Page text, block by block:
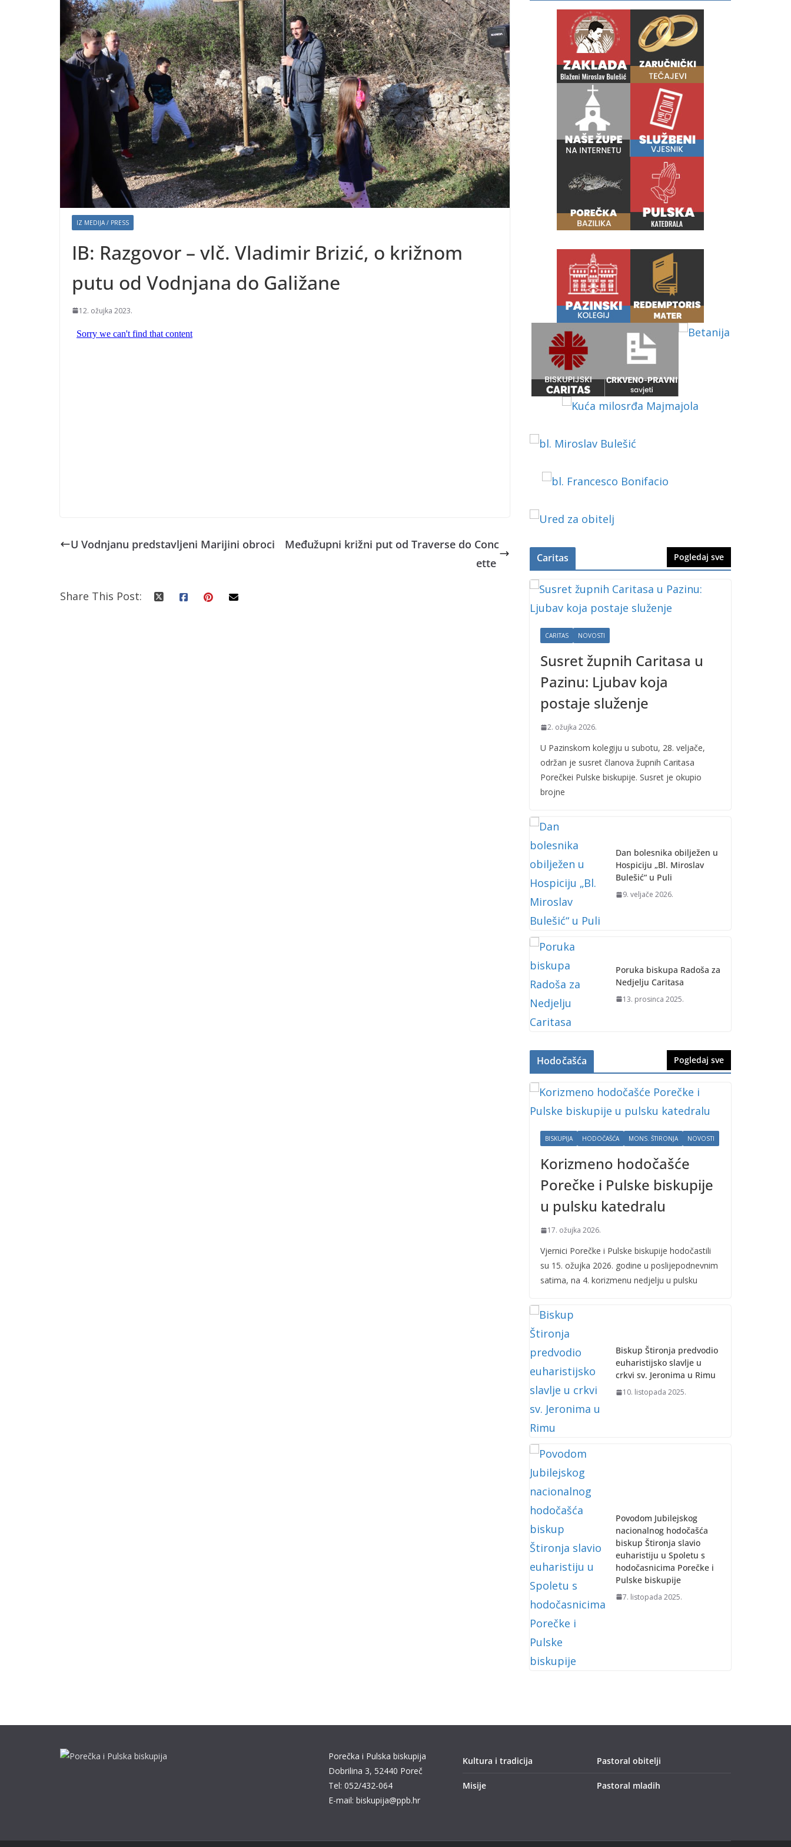
IZ MEDIJA / PRESS
IB: Razgovor – vlč. Vladimir Brizić, o križnom
putu od Vodnjana do Galižane
12. ožujka 2023.
U Vodnjanu predstavljeni Marijini obroci
Međužupni križni put od Traverse do Conc
ette
Share This Post:
Caritas Pogledaj sve
CARITAS NOVOSTI
Susret župnih Caritasa u
Pazinu: Ljubav koja
postaje služenje
2. ožujka 2026.
U Pazinskom kolegiju u subotu, 28. veljače,
održan je susret članova župnih Caritasa
Porečkei Pulske biskupije. Susret je okupio
brojne
Dan bolesnika obilježen u
Hospiciju „Bl. Miroslav
Bulešić“ u Puli
9. veljače 2026.
Poruka biskupa Radoša za
Nedjelju Caritasa
13. prosinca 2025.
Hodočašća Pogledaj sve
BISKUPIJA HODOČAŠĆA MONS. ŠTIRONJA NOVOSTI
Korizmeno hodočašće
Porečke i Pulske biskupije
u pulsku katedralu
17. ožujka 2026.
Vjernici Porečke i Pulske biskupije hodočastili
su 15. ožujka 2026. godine u poslijepodnevnim
satima, na 4. korizmenu nedjelju u pulsku
Biskup Štironja predvodio
euharistijsko slavlje u
crkvi sv. Jeronima u Rimu
10. listopada 2025.
Povodom Jubilejskog
nacionalnog hodočašća
biskup Štironja slavio
euharistiju u Spoletu s
hodočasnicima Porečke i
Pulske biskupije
7. listopada 2025.
Porečka i Pulska biskupija
Dobrilina 3, 52440 Poreč
Tel: 052/432-064
E-mail: biskupija@ppb.hr
Kultura i tradicija
Misije
Pastoral obitelji
Pastoral mladih